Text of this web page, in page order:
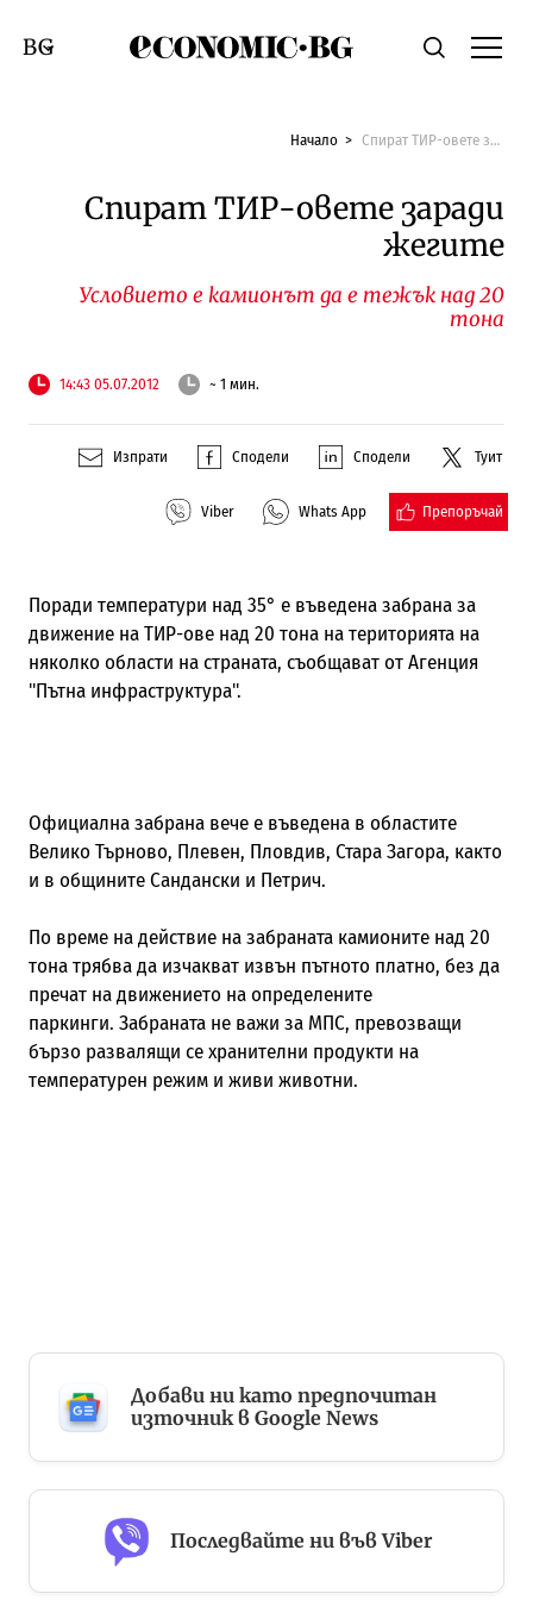
Economic.bgТърсене
Смяна на език
Начало Спират ТИР-овете заради жегите
Спират ТИР-овете заради
жегите
Условието е камионът да е тежък над 20
тона
14:43 05.07.2012 ~ 1 мин.
Изпрати Сподели Сподели Туит
Viber Whats App Препоръчай
Поради температури над 35° е въведена забрана за
движение на ТИР-ове над 20 тона на територията на
няколко области на страната, съобщават от Агенция
"Пътна инфраструктура".
Официална забрана вече е въведена в областите
Велико Търново, Плевен, Пловдив, Стара Загора, както
и в общините Сандански и Петрич.
По време на действие на забраната камионите над 20
тона трябва да изчакват извън пътното платно, без да
пречат на движението на определените
паркинги. Забраната не важи за МПС, превозващи
бързо развалящи се хранителни продукти на
температурен режим и живи животни.
Добави ни като предпочитан
източник в Google News
Последвайте ни във Viber